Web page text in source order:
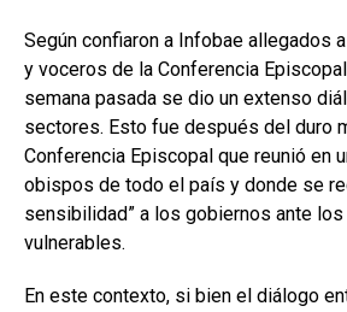
Según confiaron a Infobae allegados
y voceros de la Conferencia
semana pasada se dio un extenso
sectores. Esto fue después del duro
Conferencia Episcopal que reunió en
obispos de todo el país y donde se
sensibilidad” a los gobiernos ante
vulnerables.
En este contexto, si bien el diálogo